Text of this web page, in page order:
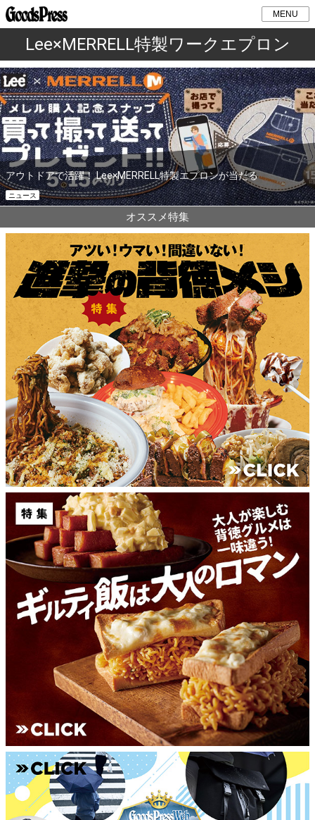
MENU
Lee×MERRELL特製ワークエプロン
アウトドアで活躍！ Lee×MERRELL特製エプロンが当たる
ニュース
オススメ特集